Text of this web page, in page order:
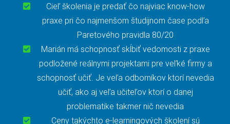
Cieľ školenia je predať čo najviac know-how
praxe pri čo najmenšom študijnom čase podľa
Paretového pravidla 80/20
Marián má schopnosť skĺbiť vedomosti z praxe
podložené reálnymi projektami pre veľké firmy a
schopnosť učiť. Je veľa odborníkov ktorí nevedia
učiť, ako aj veľa učiteľov ktorí o danej
problematike takmer nič nevedia
Ceny takýchto e-learningových školení sú